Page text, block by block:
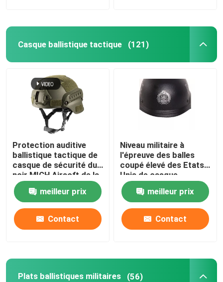
Produits
À propos de nous
Visite de l'usine
Contrôle de la qualité
Nouvelles
Demandez un devis
Usage tactique militaire
Casque ballistique tactique (121)
Protection auditive
ballistique tactique de
casque de sécurité du
noir MICH Airsoft de la
Chine Xinxing NIJ IIIA
meilleur prix
Contact
Niveau militaire à
l'épreuve des balles
coupé élevé des Etats-
Unis de casque
ballistique rapide du
niveau IIIA Aramid
meilleur prix
Contact
Plats ballistiques militaires (56)